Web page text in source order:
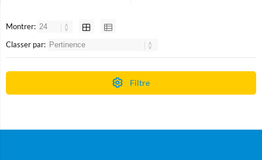
Montrer:
Classer par:
Filtre